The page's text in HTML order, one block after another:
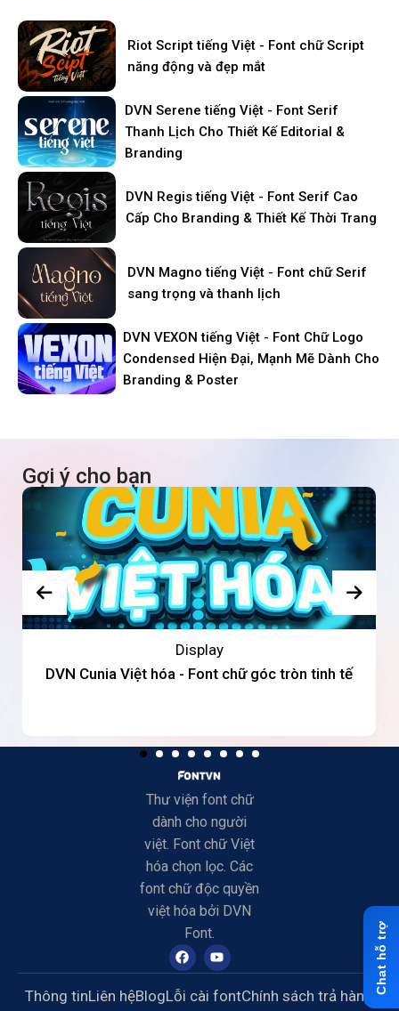
Riot Script tiếng Việt - Font chữ Script
năng động và đẹp mắt
DVN Serene tiếng Việt - Font Serif
Thanh Lịch Cho Thiết Kế Editorial &
Branding
DVN Regis tiếng Việt - Font Serif Cao
Cấp Cho Branding & Thiết Kế Thời Trang
DVN Magno tiếng Việt - Font chữ Serif
sang trọng và thanh lịch
DVN VEXON tiếng Việt - Font Chữ Logo
Condensed Hiện Đại, Mạnh Mẽ Dành Cho
Branding & Poster
Gợi ý cho bạn
Display
DVN Cunia Việt hóa - Font chữ góc tròn tinh tế
Thư viện font chữ
dành cho người
việt. Font chữ Việt
hóa chọn lọc. Các
font chữ độc quyền
việt hóa bởi DVN
Font.
Thông tinLiên hệBlogLỗi cài fontChính sách trả hàng